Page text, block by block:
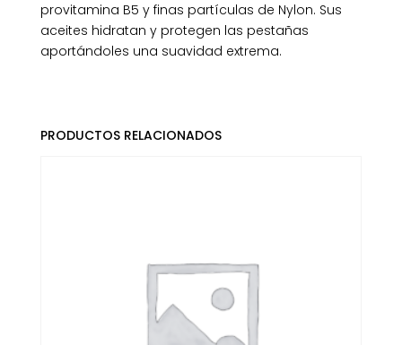
provitamina B5 y finas partículas de Nylon. Sus
aceites hidratan y protegen las pestañas
aportándoles una suavidad extrema.
PRODUCTOS RELACIONADOS